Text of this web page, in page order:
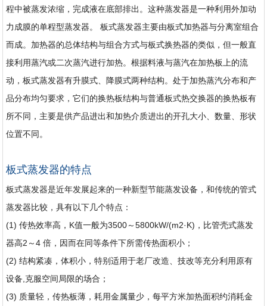
程中被蒸发浓缩，完成液在底部排出。这种蒸发器是一种利用外加动
力成膜的单程型蒸发器。 板式蒸发器主要由板式加热器与分离室组合
而成。加热器的总体结构与组合方式与板式换热器的类似，但一般直
接利用蒸汽或二次蒸汽进行加热。根据料液与蒸汽在加热板上的流
动，板式蒸发器有升膜式、降膜式两种结构。处于加热蒸汽分布和产
品分布均匀要求，它们的换热板结构与普通板式热交换器的换热板有
所不同，主要是供产品进出和加热介质进出的开孔大小、数量、形状
位置不同。
板式蒸发器的特点
板式蒸发器是近年发展起来的一种新型节能蒸发设备，和传统的管式
蒸发器比较，具有以下几个特点：
(1) 传热效率高，K值一般为3500～5800kW/(m2·K)，比管壳式蒸发
器高2～4 倍，因而在同等条件下所需传热面积小；
(2) 结构紧凑，体积小，特别适用于老厂改造、技改等充分利用原有
设备,克服空间局限的场合；
(3) 质量轻，传热板薄，耗用金属量少，每平方米加热面积约消耗金